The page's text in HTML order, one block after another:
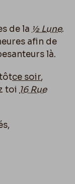
de la ½ Lune.
afin de
là.
ce soir,
toi 16 Rue